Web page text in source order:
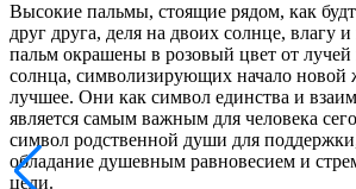
Высокие пальмы, стоящие рядом, как
друг друга, деля на двоих солнце, влагу
пальм окрашены в розовый цвет от лучей
солнца, символизирующих начало
лучшее. Они как символ единства и
является самым важным для человека
символ родственной души для
обладание душевным равновесием и
цели.